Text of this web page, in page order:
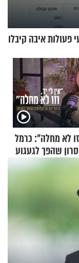
פעולות איבה קיבלו
לא מחלה": כרמל
שהפך לגעגוע